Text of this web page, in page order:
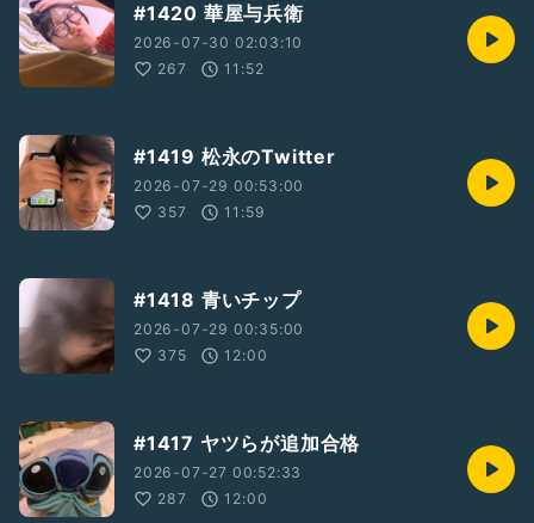
#1420 華屋与兵衛
2026-07-30 02:03:10
267
11:52
#1419 松永のTwitter
2026-07-29 00:53:00
357
11:59
#1418 青いチップ
2026-07-29 00:35:00
375
12:00
#1417 ヤツらが追加合格
2026-07-27 00:52:33
287
12:00